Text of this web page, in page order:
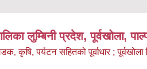
लुम्बिनी प्रदेश, पूर्वखोला,
कृषि, पर्यटन सहितको पूर्वाधार ;